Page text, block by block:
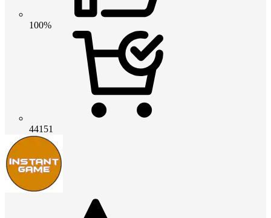
100%
44151